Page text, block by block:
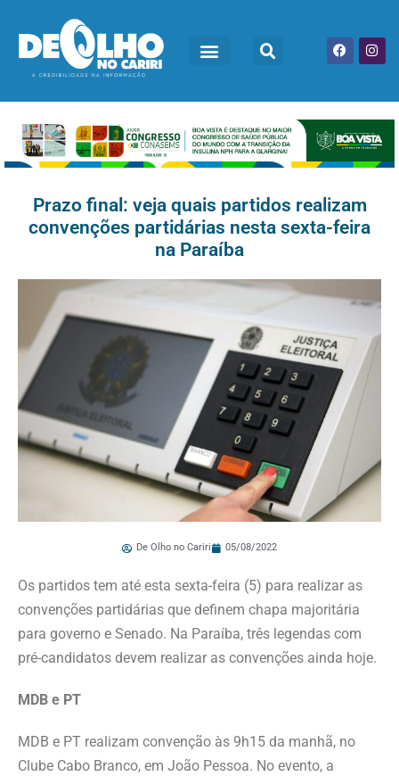
Prazo final: veja quais partidos realizam
convenções partidárias nesta sexta-feira
na Paraíba
De Olho no Cariri 05/08/2022
Os partidos tem até esta sexta-feira (5) para realizar as
convenções partidárias que definem chapa majoritária
para governo e Senado. Na Paraíba, três legendas com
pré-candidatos devem realizar as convenções ainda hoje.
MDB e PT
MDB e PT realizam convenção às 9h15 da manhã, no
Clube Cabo Branco, em João Pessoa. No evento, a